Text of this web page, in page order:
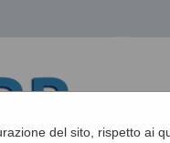
del sito, rispetto ai